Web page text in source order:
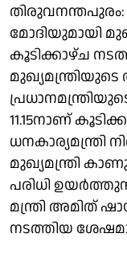
തിരുവനന്തപുരം:
മോദിയുമായി
കൂടിക്കാഴ്ച
11.15നാണ്
ധനകാര്യമന്ത്രി
മുഖ്യമന്ത്രി
പരിധി
മന്ത്രി അമിത്
നടത്തിയ